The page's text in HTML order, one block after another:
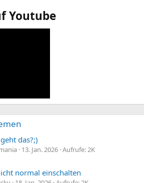
Youtube
das?;)
13. Jan. 2026 Aufrufe: 2K
normal einschalten